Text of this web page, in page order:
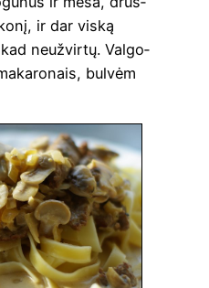
ir dar vis­ką
neužvir­tų. Val­go­
bul­vėm